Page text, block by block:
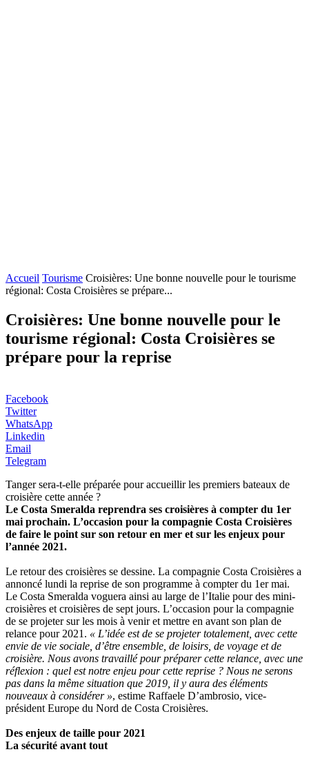
Accueil Tourisme Croisières: Une bonne nouvelle pour le tourisme
régional: Costa Croisières se prépare...
Croisières: Une bonne nouvelle pour le
tourisme régional: Costa Croisières se
prépare pour la reprise
Facebook
Twitter
WhatsApp
Linkedin
Email
Telegram
Tanger sera-t-elle préparée pour accueillir les premiers bateaux de
croisière cette année ?
Le Costa Smeralda reprendra ses croisières à compter du 1er
mai prochain. L’occasion pour la compagnie Costa Croisières
de faire le point sur son retour en mer et sur les enjeux pour
l’année 2021.
Le retour des croisières se dessine. La compagnie Costa Croisières a
annoncé lundi la reprise de son programme à compter du 1er mai.
Le Costa Smeralda voguera ainsi au large de l’Italie pour des mini-
croisières et croisières de sept jours. L’occasion pour la compagnie
de se projeter sur les mois à venir et mettre en avant son plan de
relance pour 2021. « L’idée est de se projeter totalement, avec cette
envie de vie sociale, d’être ensemble, de loisirs, de voyage et de
croisière. Nous avons travaillé pour préparer cette relance, avec une
réflexion : quel est notre enjeu pour cette reprise ? Nous ne serons
pas dans la même situation que 2019, il y aura des éléments
nouveaux à considérer », estime Raffaele D’ambrosio, vice-
président Europe du Nord de Costa Croisières.
Des enjeux de taille pour 2021
La sécurité avant tout